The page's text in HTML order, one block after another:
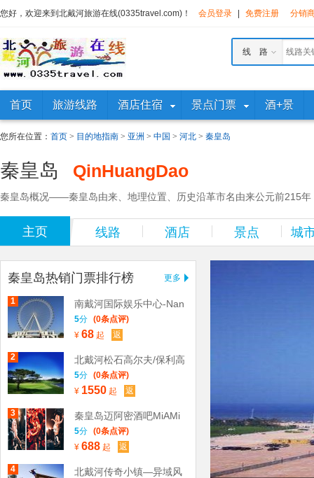
您好，欢迎来到北戴河旅游在线(0335travel.com)！ 会员登录 免费注册 分销
线 路
首页 旅游线路 酒店住宿 景点门票 酒+景
您所在位置： 首页 > 目的地指南 > 亚洲 > 中国 > 河北 > 秦皇岛
秦皇岛 QinHuangDao
秦皇岛概况——秦皇岛由来、地理位置、历史沿革市名由来公元前215
主页 线路 酒店 景点 城
更多
秦皇岛热销门票排行榜
1
南戴河国际娱乐中心-Nan
Yuu Resort
5分 (0条点评)
¥ 68 起 返
2
北戴河松石高尔夫/保利高
尔夫/荣盛森林高尔夫俱乐
部球场预订
5分 (0条点评)
¥ 1550 起 返
3
秦皇岛迈阿密酒吧MiAMi
CLUB
5分 (0条点评)
¥ 688 起 返
4
北戴河传奇小镇—异域风